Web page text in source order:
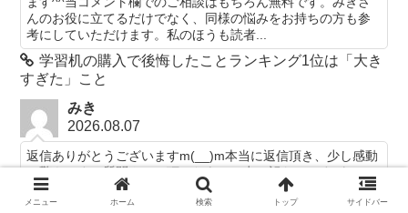
んのお役に立てるだけでなく、同様の悩みをお持ちの方も参
考にしていただけます。私のほうも読者...
学習机の購入で後悔したことランキング1位は「大き
すぎた」こと
みき
2026.08.07
返信ありがとうございますm(__)m本当に返信頂き、少し感動
と驚きです。質問させて頂いたあとで申し訳ないですが、こ
のメールのやり取りは無料でしょうか?
メニュー ホーム 検索 トップ サイドバー